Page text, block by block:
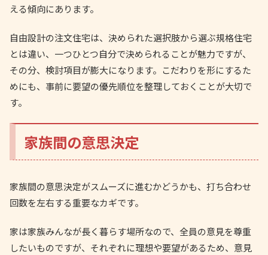
える傾向にあります。
自由設計の注文住宅は、決められた選択肢から選ぶ規格住宅
とは違い、一つひとつ自分で決められることが魅力ですが、
その分、検討項目が膨大になります。こだわりを形にするた
めにも、事前に要望の優先順位を整理しておくことが大切で
す。
家族間の意思決定
家族間の意思決定がスムーズに進むかどうかも、打ち合わせ
回数を左右する重要なカギです。
家は家族みんなが長く暮らす場所なので、全員の意見を尊重
したいものですが、それぞれに理想や要望があるため、意見